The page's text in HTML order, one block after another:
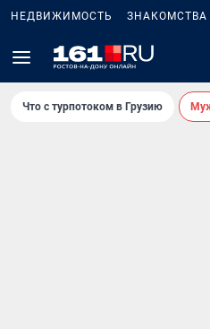
НЕДВИЖИМОСТЬ ЗНАКОМСТВА
Что с турпотоком в Грузию